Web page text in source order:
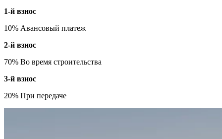
1-й взнос
10% Авансовый платеж
2-й взнос
70% Во время строительства
3-й взнос
20% При передаче